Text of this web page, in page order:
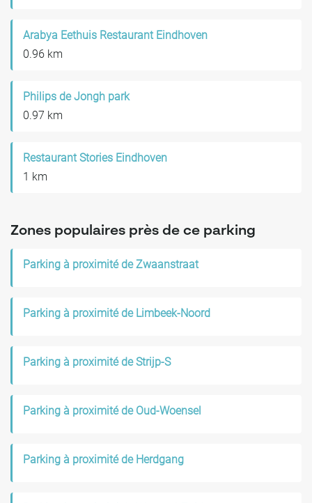
Arabya Eethuis Restaurant Eindhoven
0.96 km
Philips de Jongh park
0.97 km
Restaurant Stories Eindhoven
1 km
Zones populaires près de ce parking
Parking à proximité de Zwaanstraat
Parking à proximité de Limbeek-Noord
Parking à proximité de Strijp-S
Parking à proximité de Oud-Woensel
Parking à proximité de Herdgang